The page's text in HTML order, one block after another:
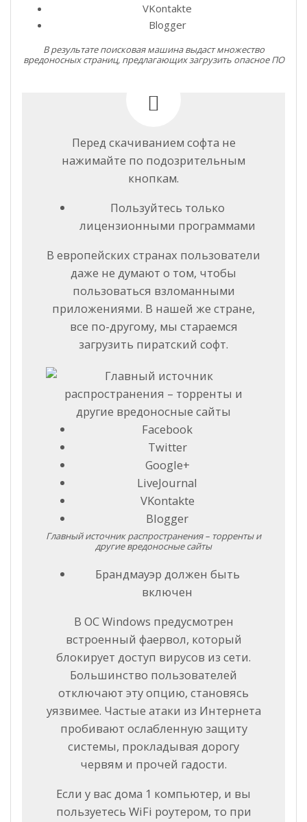
VKontakte
Blogger
В результате поисковая машина выдаст множество
вредоносных страниц, предлагающих загрузить опасное ПО
Перед скачиванием софта не
нажимайте по подозрительным
кнопкам.
Пользуйтесь только
лицензионными программами
В европейских странах пользователи
даже не думают о том, чтобы
пользоваться взломанными
приложениями. В нашей же стране,
все по-другому, мы стараемся
загрузить пиратский софт.
Facebook
Twitter
Google+
LiveJournal
VKontakte
Blogger
Главный источник распространения – торренты и
другие вредоносные сайты
Брандмауэр должен быть
включен
В ОС Windows предусмотрен
встроенный фаервол, который
блокирует доступ вирусов из сети.
Большинство пользователей
отключают эту опцию, становясь
уязвимее. Частые атаки из Интернета
пробивают ослабленную защиту
системы, прокладывая дорогу
червям и прочей гадости.
Если у вас дома 1 компьютер, и вы
пользуетесь WiFi роутером, то при